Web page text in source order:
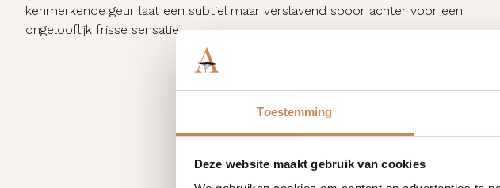
Toestemming
Deze website maakt gebruik van cookies
kenmerkende geur laat een subtiel maar verslavend spoor achter voor een
ongelooflijk frisse sensatie.